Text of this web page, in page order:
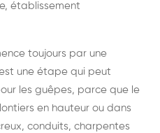
établissement
toujours par une
une étape qui peut
les guêpes, parce que le
en hauteur ou dans
conduits, charpentes